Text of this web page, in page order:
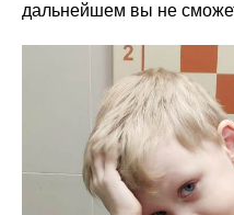
дальнейшем вы не